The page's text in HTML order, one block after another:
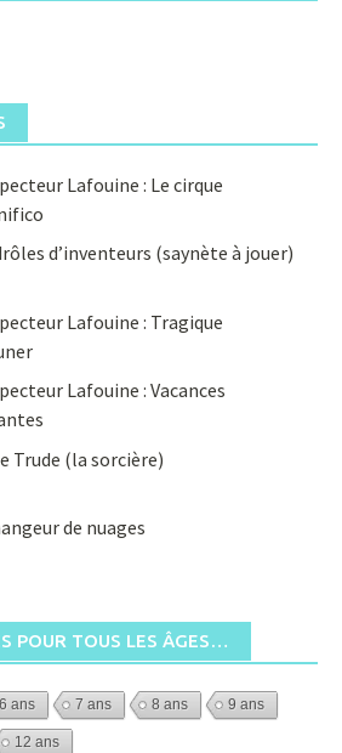
Lafouine : Le cirque
d’inventeurs (saynète à jouer)
Lafouine : Tragique
Lafouine : Vacances
Trude (la sorcière)
de nuages
POUR TOUS LES ÂGES…
6 ans 7 ans 8 ans 9 ans
12 ans